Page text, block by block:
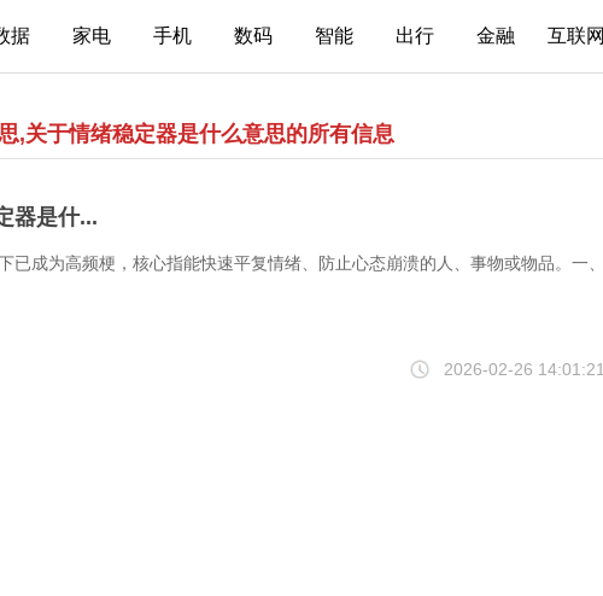
据 家电 手机 数码 智能 出行 金融 互联网
,关于情绪稳定器是什么意思的所有信息
器是什...
已成为高频梗，核心指能快速平复情绪、防止心态崩溃的人、事物或物品。一、
2026-02-26 14:01:21